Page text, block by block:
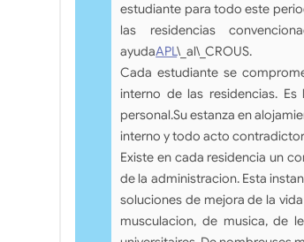
estudiante para todo este
las residencias
ayudaAPL\_al\_CROUS.
Cada estudiante se
interno de las residencias.
personal.Su estanza en
interno y todo acto
Existe en cada residencia un
de la administracion. Esta
soluciones de mejora de la
musculacion, de musica, de